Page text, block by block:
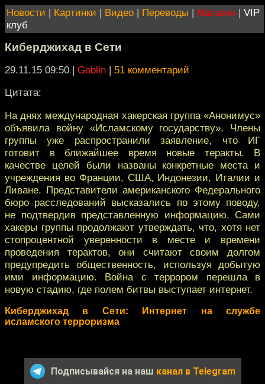
Новости | Картинки | Видео | Переводы | Магазин | VIP
клуб
Киберджихад в Сети
29.11.15 09:50 | Goblin | 51 комментарий
Цитата:
На днях международная хакерская группа «Анонимус»
объявила войну «Исламскому государству». Члены
группы уже распространили заявление, что ИГ
готовит в ближайшее время новые теракты. В
качестве целей были названы конкретные места и
учреждения во Франции, США, Индонезии, Италии и
Ливане. Представители американского Федерального
бюро расследований высказались по этому поводу,
не подтвердив представленную информацию. Сами
хакеры группы продолжают утверждать, что, хотя нет
стопроцентной уверенности в месте и времени
проведения терактов, они считают своим долгом
предупредить общественность, используя добытую
ими информацию. Война с террором перешла в
новую стадию, где полем битвы выступает интернет.
Киберджихад в Сети: Интернет на службе
исламского терроризма
Подписывайся на наш канал в Telegram